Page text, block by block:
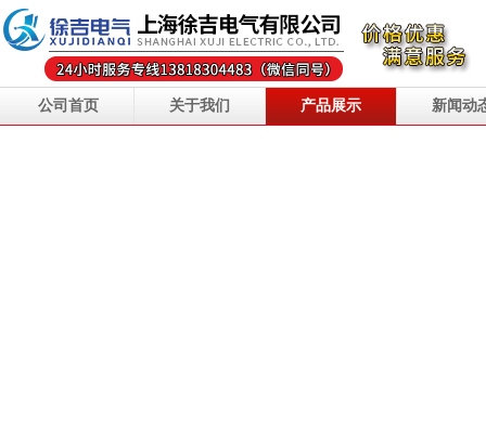
公司首页 关于我们 产品展示 新闻动